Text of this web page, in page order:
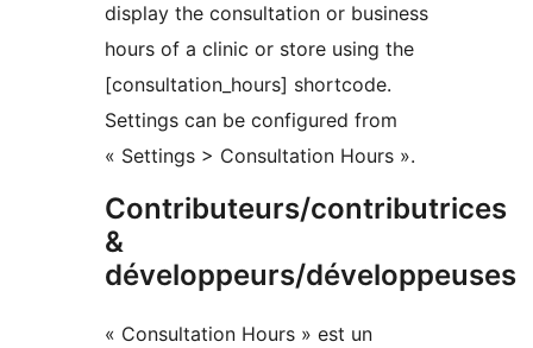
display the consultation or business
hours of a clinic or store using the
[consultation_hours] shortcode.
Settings can be configured from
« Settings > Consultation Hours ».
Contributeurs/contributrices
&
développeurs/développeuses
« Consultation Hours » est un